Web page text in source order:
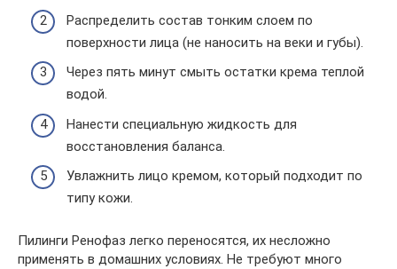
Распределить состав тонким слоем по
поверхности лица (не наносить на веки и губы).
Через пять минут смыть остатки крема теплой
водой.
Нанести специальную жидкость для
восстановления баланса.
Увлажнить лицо кремом, который подходит по
типу кожи.
Пилинги Ренофаз легко переносятся, их несложно
применять в домашних условиях. Не требуют много